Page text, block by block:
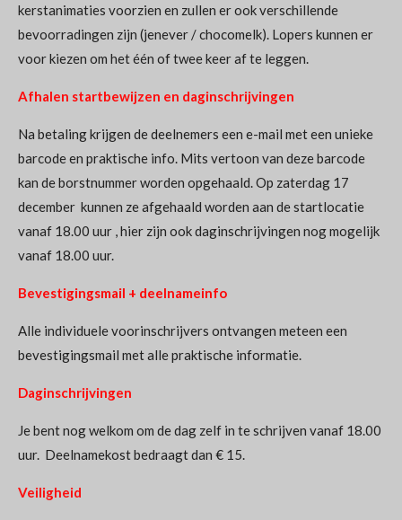
kerstanimaties voorzien en zullen er ook verschillende
bevoorradingen zijn (jenever / chocomelk). Lopers kunnen er
voor kiezen om het één of twee keer af te leggen.
Afhalen startbewijzen en daginschrijvingen
Na betaling krijgen de deelnemers een e-mail met een unieke
barcode en praktische info. Mits vertoon van deze barcode
kan de borstnummer worden opgehaald. Op zaterdag 17
december kunnen ze afgehaald worden aan de startlocatie
vanaf 18.00 uur , hier zijn ook daginschrijvingen nog mogelijk
vanaf 18.00 uur.
Bevestigingsmail + deelnameinfo
Alle individuele voorinschrijvers ontvangen meteen een
bevestigingsmail met alle praktische informatie.
Daginschrijvingen
Je bent nog welkom om de dag zelf in te schrijven vanaf 18.00
uur. Deelnamekost bedraagt dan € 15.
Veiligheid